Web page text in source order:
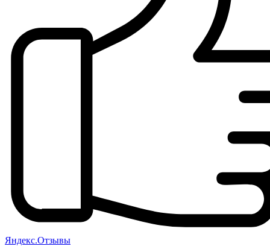
Яндекс.Отзывы